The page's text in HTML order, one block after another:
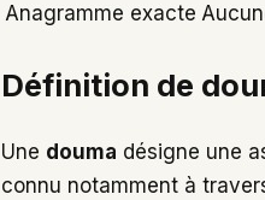
Anagramme exacte
Définition de
Une douma désigne une
connu notamment à